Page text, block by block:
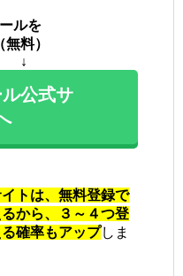
ルを
料）
公式サ
トは、無料登録で
から、３～４つ登
確率もアップしま